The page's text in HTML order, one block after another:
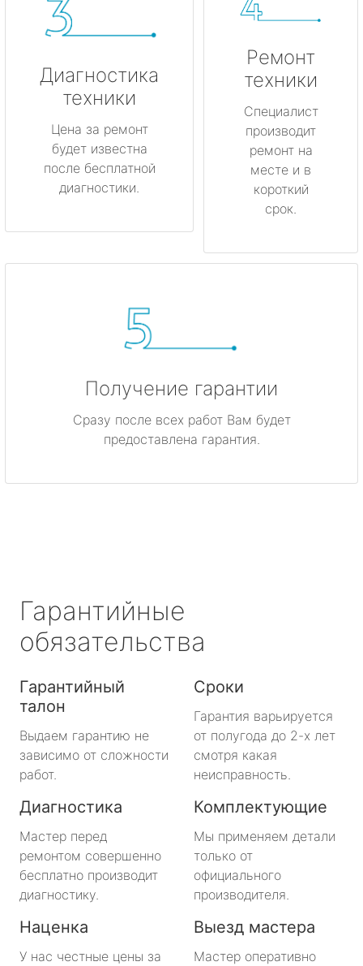
Диагностика
техники
Цена за ремонт
будет известна
после бесплатной
диагностики.
Ремонт
техники
Специалист
производит
ремонт на
месте и в
короткий
срок.
Получение гарантии
Сразу после всех работ Вам будет
предоставлена гарантия.
Гарантийные
обязательства
Гарантийный
талон
Выдаем гарантию не
зависимо от сложности
работ.
Сроки
Гарантия варьируется
от полугода до 2-х лет
смотря какая
неисправность.
Диагностика
Мастер перед
ремонтом совершенно
бесплатно производит
диагностику.
Комплектующие
Мы применяем детали
только от
официального
производителя.
Наценка
У нас честные цены за
Выезд мастера
Мастер оперативно